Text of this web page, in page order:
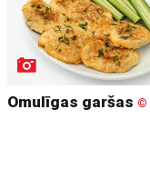
Omulīgas garšas ©